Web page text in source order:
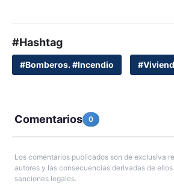
#Hashtag
#Bomberos. #Incendio
Comentarios 0
Los comentarios publicados son de exclusiva
autores y las consecuencias derivadas de
sanciones legales.